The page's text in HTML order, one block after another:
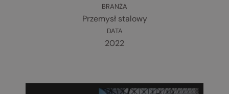
BRANŻA
Przemysł stalowy
DATA
2022